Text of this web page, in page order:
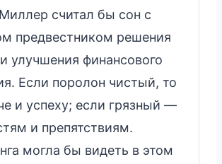
Миллер считал бы сон с
предвестником решения
улучшения финансового
Если поролон чистый, то
и успеху; если грязный —
и препятствиям.
могла бы видеть в этом